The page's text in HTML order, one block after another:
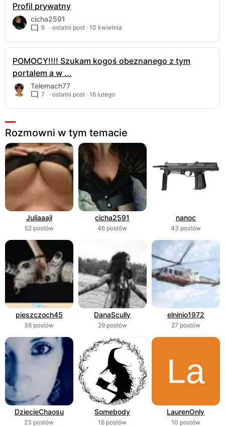
Profil prywatny
cicha2591
6 · ostatni post · 10 kwietnia
POMOCY!!!! Szukam kogoś obeznanego z tym
portalem a w ...
Telemach77
7 · ostatni post · 16 lutego
Rozmowni w tym temacie
Juliaaajl
52 postów
cicha2591
46 postów
nanoc
43 postów
pieszczoch45
36 postów
DanaScully
29 postów
elninio1972
27 postów
DziecieChaosu
23 postów
Somebody
16 postów
LaurenOnly
10 postów